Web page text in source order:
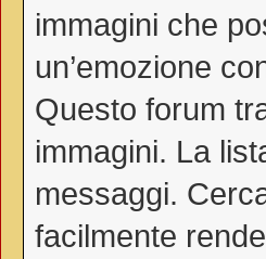
immagini che
un’emozione
Questo forum
immagini. La
messaggi.
facilmente